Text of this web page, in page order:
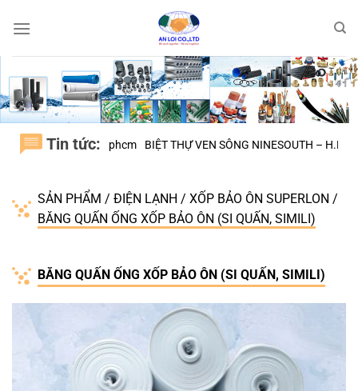
qua
Tin tức:
CHÁNH tphcm BIỆT THỰ VEN SÔNG NINESOUTH – H.NHÀ BÈ
SẢN PHẨM / ĐIỆN LẠNH / XỐP BẢO ÔN SUPERLON /
BĂNG QUẤN ỐNG XỐP BẢO ÔN (SI QUẤN, SIMILI)
BĂNG QUẤN ỐNG XỐP BẢO ÔN (SI QUẤN, SIMILI)